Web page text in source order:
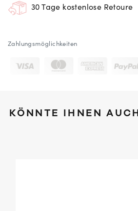
30 Tage kostenlose Retoure
Zahlungsmöglichkeiten
KÖNNTE IHNEN